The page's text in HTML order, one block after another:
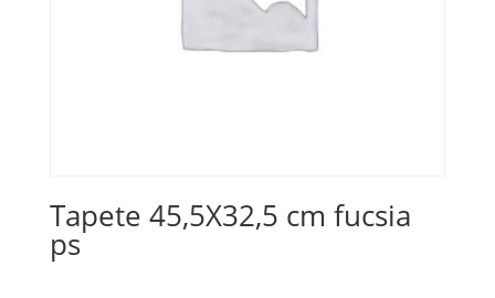
Tapete 45,5X32,5 cm fucsia
ps